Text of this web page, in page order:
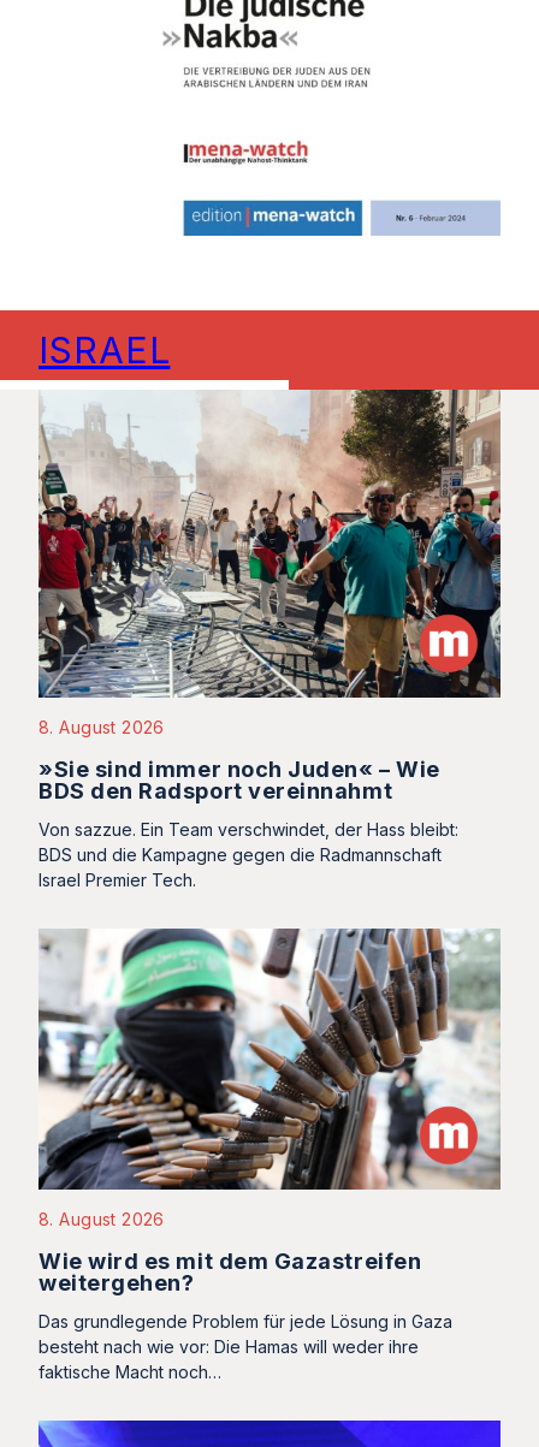
ISRAEL
8. August 2026
»Sie sind immer noch Juden« – Wie
BDS den Radsport vereinnahmt
Von sazzue. Ein Team verschwindet, der Hass bleibt:
BDS und die Kampagne gegen die Radmannschaft
Israel Premier Tech.
8. August 2026
Wie wird es mit dem Gazastreifen
weitergehen?
Das grundlegende Problem für jede Lösung in Gaza
besteht nach wie vor: Die Hamas will weder ihre
faktische Macht noch…